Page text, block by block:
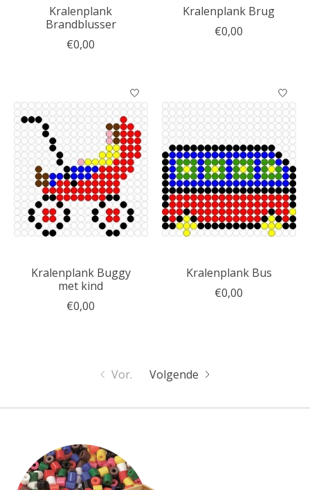
Kralenplank
Brandblusser
€0,00
Kralenplank Brug
€0,00
Kralenplank Buggy
met kind
€0,00
Kralenplank Bus
€0,00
Vor. Volgende